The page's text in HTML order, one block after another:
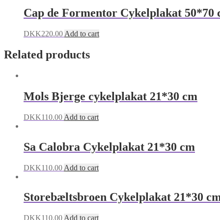
Cap de Formentor Cykelplakat 50*70
DKK220.00 Add to cart
Related products
Mols Bjerge cykelplakat 21*30 cm
DKK110.00 Add to cart
Sa Calobra Cykelplakat 21*30 cm
DKK110.00 Add to cart
Storebæltsbroen Cykelplakat 21*30
DKK110.00 Add to cart